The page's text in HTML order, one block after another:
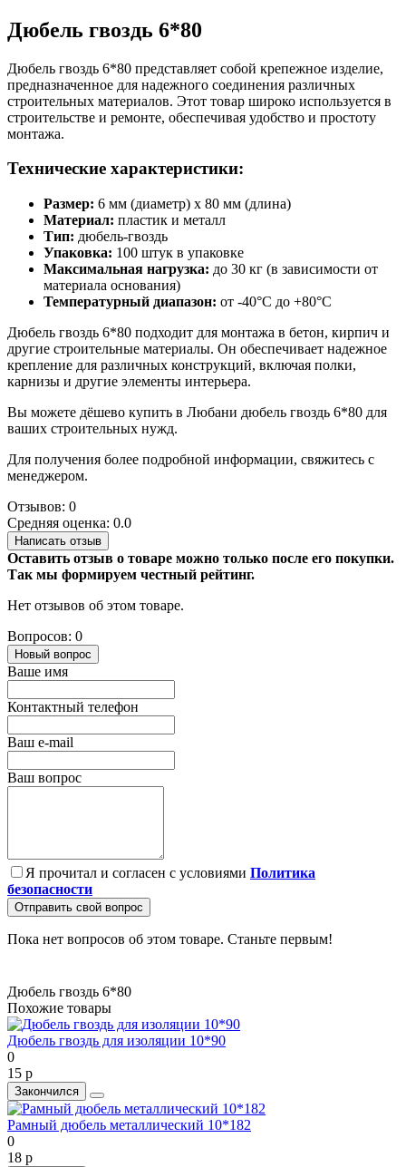
Дюбель гвоздь 6*80
Дюбель гвоздь 6*80 представляет собой крепежное изделие,
предназначенное для надежного соединения различных
строительных материалов. Этот товар широко используется в
строительстве и ремонте, обеспечивая удобство и простоту
монтажа.
Технические характеристики:
Размер: 6 мм (диаметр) x 80 мм (длина)
Материал: пластик и металл
Тип: дюбель-гвоздь
Упаковка: 100 штук в упаковке
Максимальная нагрузка: до 30 кг (в зависимости от
материала основания)
Температурный диапазон: от -40°C до +80°C
Дюбель гвоздь 6*80 подходит для монтажа в бетон, кирпич и
другие строительные материалы. Он обеспечивает надежное
крепление для различных конструкций, включая полки,
карнизы и другие элементы интерьера.
Вы можете дёшево купить в Любани дюбель гвоздь 6*80 для
ваших строительных нужд.
Для получения более подробной информации, свяжитесь с
менеджером.
Отзывов: 0
Средняя оценка: 0.0
Написать отзыв
Оставить отзыв о товаре можно только после его покупки.
Так мы формируем честный рейтинг.
Нет отзывов об этом товаре.
Вопросов: 0
Новый вопрос
Ваше имя
Контактный телефон
Ваш e-mail
Ваш вопрос
Я прочитал и согласен с условиями Политика
безопасности
Отправить свой вопрос
Пока нет вопросов об этом товаре. Станьте первым!
Дюбель гвоздь 6*80
Похожие товары
Дюбель гвоздь для изоляции 10*90
0
15 р
Закончился
Рамный дюбель металлический 10*182
0
18 р